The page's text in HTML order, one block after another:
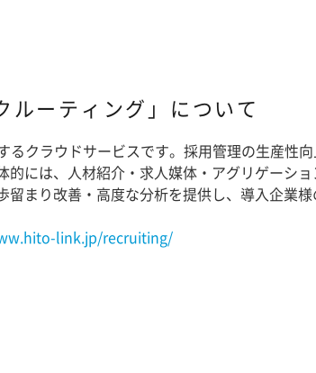
ーティング」について
クラウドサービスです。採用管理の生産性
的には、人材紹介・求人媒体・アグリゲーシ
まり改善・高度な分析を提供し、導入企業様
link.jp/recruiting/